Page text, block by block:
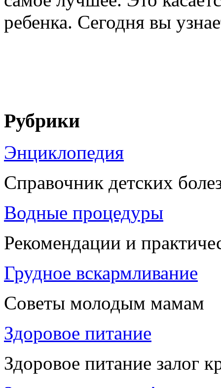
ребенка. Сегодня вы
Рубрики
Энциклопедия
Справочник детских
Водные процедуры
Рекомендации и
Грудное вскармливание
Советы молодым мамам
Здоровое питание
Здоровое питание залог